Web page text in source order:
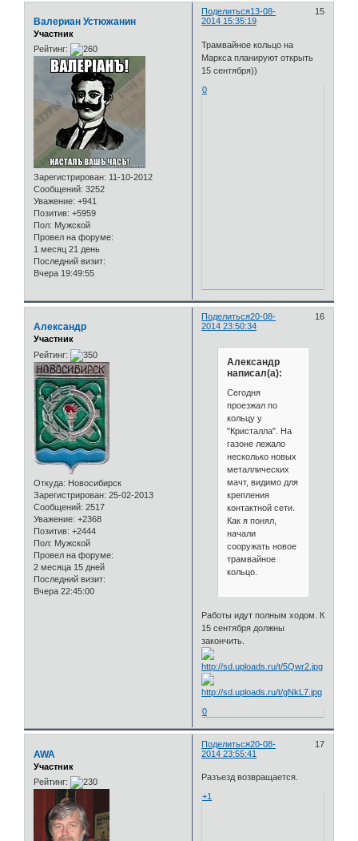
Поделиться 15
13-08-
2014 15:35:19
Валериан Устюжанин
Участник
Рейтинг:
Зарегистрирован: 11-10-2012
Сообщений: 3252
Уважение: +941
Позитив: +5959
Пол: Мужской
Провел на форуме:
1 месяц 21 день
Последний визит:
Вчера 19:49:55
Трамвайное кольцо на
Маркса планируют открыть
15 сентября))
0
Поделиться 16
20-08-
2014 23:50:34
Александр
Участник
Рейтинг:
Откуда: Новосибирск
Зарегистрирован: 25-02-2013
Сообщений: 2517
Уважение: +2368
Позитив: +2444
Пол: Мужской
Провел на форуме:
2 месяца 15 дней
Последний визит:
Вчера 22:45:00
Александр
написал(а):
Сегодня
проезжал по
кольцу у
"Кристалла". На
газоне лежало
несколько новых
металлических
мачт, видимо для
крепления
контактной сети.
Как я понял,
начали
сооружать новое
трамвайное
кольцо.
Работы идут полным ходом. К
15 сентября должны
закончить.
0
Поделиться 17
20-08-
2014 23:55:41
AWA
Участник
Рейтинг:
Разъезд возвращается.
+1